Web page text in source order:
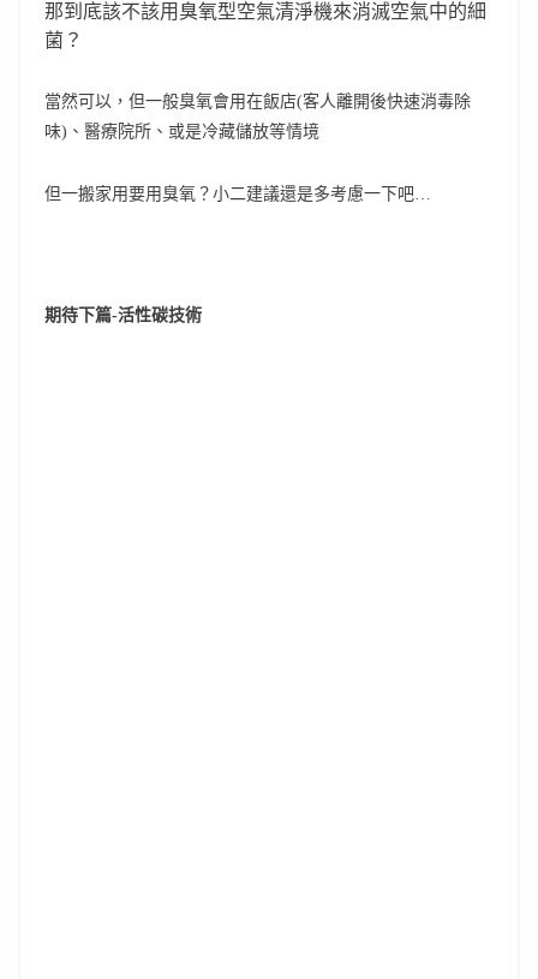
那到底該不該用臭氧型空氣清淨機來消滅空氣中的細
菌？
當然可以，但一般臭氧會用在飯店(客人離開後快速消毒除
味)、醫療院所、或是冷藏儲放等情境
但一搬家用要用臭氧？小二建議還是多考慮一下吧…
期待下篇-活性碳技術